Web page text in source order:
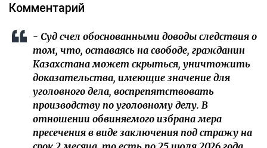
Комментарий
- Суд счел обоснованными доводы следствия о
том, что, оставаясь на свободе, гражданин
Казахстана может скрыться, уничтожить
доказательства, имеющие значение для
уголовного дела, воспрепятствовать
производству по уголовному делу. В
отношении обвиняемого избрана мера
пресечения в виде заключения под стражу на